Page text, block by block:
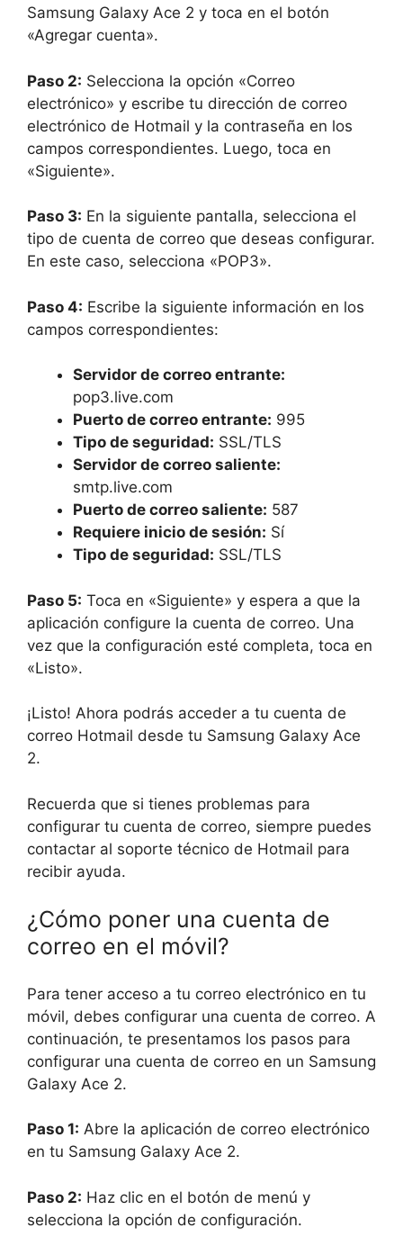
Samsung Galaxy Ace 2 y toca en el botón
«Agregar cuenta».
Paso 2: Selecciona la opción «Correo
electrónico» y escribe tu dirección de correo
electrónico de Hotmail y la contraseña en los
campos correspondientes. Luego, toca en
«Siguiente».
Paso 3: En la siguiente pantalla, selecciona el
tipo de cuenta de correo que deseas configurar.
En este caso, selecciona «POP3».
Paso 4: Escribe la siguiente información en los
campos correspondientes:
Servidor de correo entrante:
pop3.live.com
Puerto de correo entrante: 995
Tipo de seguridad: SSL/TLS
Servidor de correo saliente:
smtp.live.com
Puerto de correo saliente: 587
Requiere inicio de sesión: Sí
Tipo de seguridad: SSL/TLS
Paso 5: Toca en «Siguiente» y espera a que la
aplicación configure la cuenta de correo. Una
vez que la configuración esté completa, toca en
«Listo».
¡Listo! Ahora podrás acceder a tu cuenta de
correo Hotmail desde tu Samsung Galaxy Ace
2.
Recuerda que si tienes problemas para
configurar tu cuenta de correo, siempre puedes
contactar al soporte técnico de Hotmail para
recibir ayuda.
¿Cómo poner una cuenta de
correo en el móvil?
Para tener acceso a tu correo electrónico en tu
móvil, debes configurar una cuenta de correo. A
continuación, te presentamos los pasos para
configurar una cuenta de correo en un Samsung
Galaxy Ace 2.
Paso 1: Abre la aplicación de correo electrónico
en tu Samsung Galaxy Ace 2.
Paso 2: Haz clic en el botón de menú y
selecciona la opción de configuración.